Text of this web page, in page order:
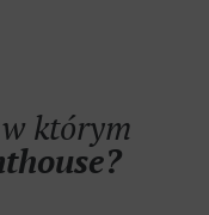
którym